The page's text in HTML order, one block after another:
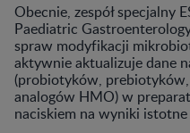
Obecnie, zespół specjalny
Paediatric
spraw modyfikacji
aktywnie aktualizuje dane
(probiotyków,
analogów HMO) w
naciskiem na wyniki